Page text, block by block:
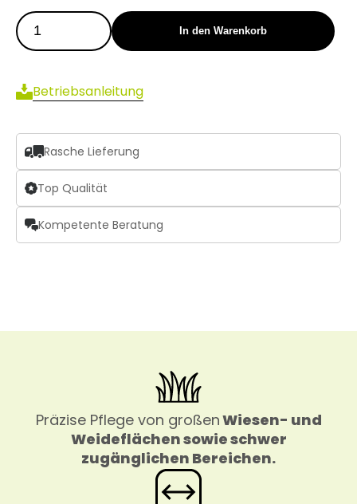
In den Warenkorb
Betriebsanleitung
Rasche Lieferung
Top Qualität
Kompetente Beratung
Präzise Pflege von großenWiesen- und
Weideflächen sowie schwer
zugänglichen Bereichen.